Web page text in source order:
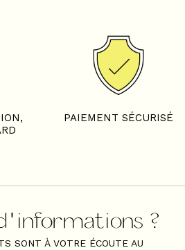
PAIEMENT SÉCURISÉ
?
SONT À VOTRE ÉCOUTE AU